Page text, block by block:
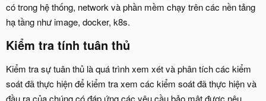
có trong hệ thống, network và phần mềm chạy trên các nền tảng
hạ tầng như image, docker, k8s.
Kiểm tra tính tuân thủ
Kiểm tra sự tuân thủ là quá trình xem xét và phân tích các kiểm
soát đã thực hiện để kiểm tra xem các kiểm soát đã thực hiện và
đầu ra của chúng có đáp ứng các yêu cầu bảo mật được nêu